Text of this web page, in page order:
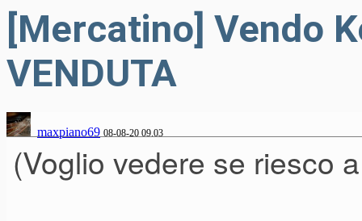
[Mercatino] Vendo
VENDUTA
maxpiano69 08-08-20 09.03
(Voglio vedere se riesco